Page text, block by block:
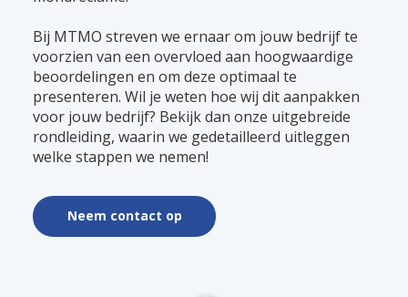
Bij MTMO streven we ernaar om jouw bedrijf te
voorzien van een overvloed aan hoogwaardige
beoordelingen en om deze optimaal te
presenteren. Wil je weten hoe wij dit aanpakken
voor jouw bedrijf? Bekijk dan onze uitgebreide
rondleiding, waarin we gedetailleerd uitleggen
welke stappen we nemen!
Neem contact op